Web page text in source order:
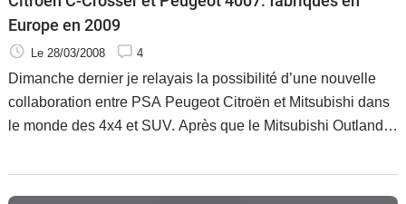
Europe en 2009
Le 28/03/2008 4
Dimanche dernier je relayais la possibilité d’une nouvelle
collaboration entre PSA Peugeot Citroën et Mitsubishi dans
le monde des 4x4 et SUV. Après que le Mitsubishi Outlander
en